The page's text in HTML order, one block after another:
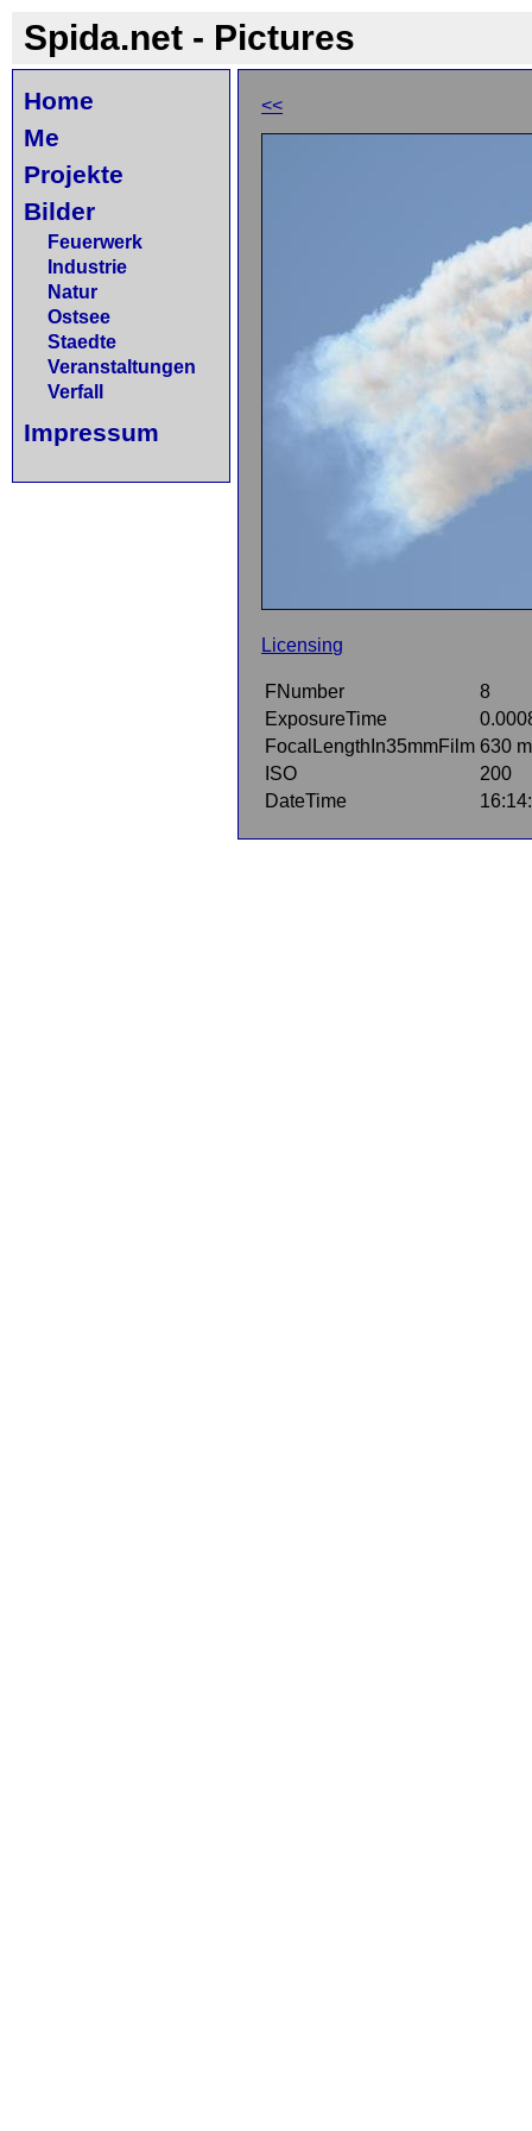
Spida.net - Pictures
Home
Me
Projekte
Bilder
Feuerwerk
Industrie
Natur
Ostsee
Staedte
Veranstaltungen
Verfall
Impressum
<<
Licensing
FNumber
8
ExposureTime
FocalLengthIn35mmFilm 630
ISO
200
DateTime